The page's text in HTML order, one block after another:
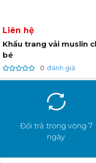
Liên hệ
Khẩu trang vải muslin
bé
0 đánh giá
Đổi trả trong vòng 7
ngày